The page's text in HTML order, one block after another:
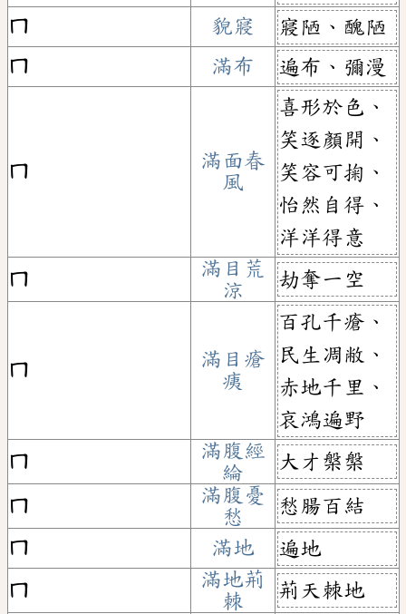
ㄇ
貌寢
寢陋、醜陋
ㄇ
滿布 遍布、彌漫
ㄇ
滿面春
風
喜形於色、
笑逐顏開、
笑容可掬、
怡然自得、
洋洋得意
ㄇ
滿目荒
涼
劫奪一空
ㄇ
滿目瘡
痍
百孔千瘡、
民生凋敝、
赤地千里、
哀鴻遍野
ㄇ
滿腹經
綸
大才槃槃
ㄇ
滿腹憂
愁
愁腸百結
ㄇ
滿地
遍地
ㄇ
滿地荊
棘
荊天棘地